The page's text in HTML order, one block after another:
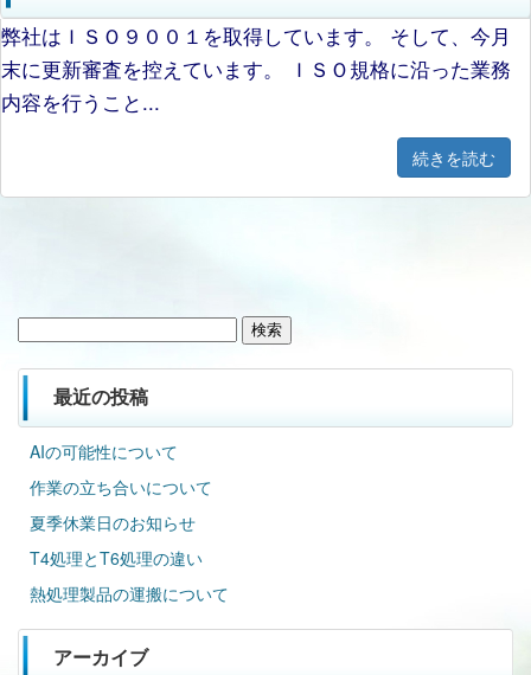
弊社はＩＳＯ９００１を取得しています。 そして、今月
末に更新審査を控えています。 ＩＳＯ規格に沿った業務
内容を行うこと...
続きを読む
最近の投稿
AIの可能性について
作業の立ち合いについて
夏季休業日のお知らせ
T4処理とT6処理の違い
熱処理製品の運搬について
アーカイブ